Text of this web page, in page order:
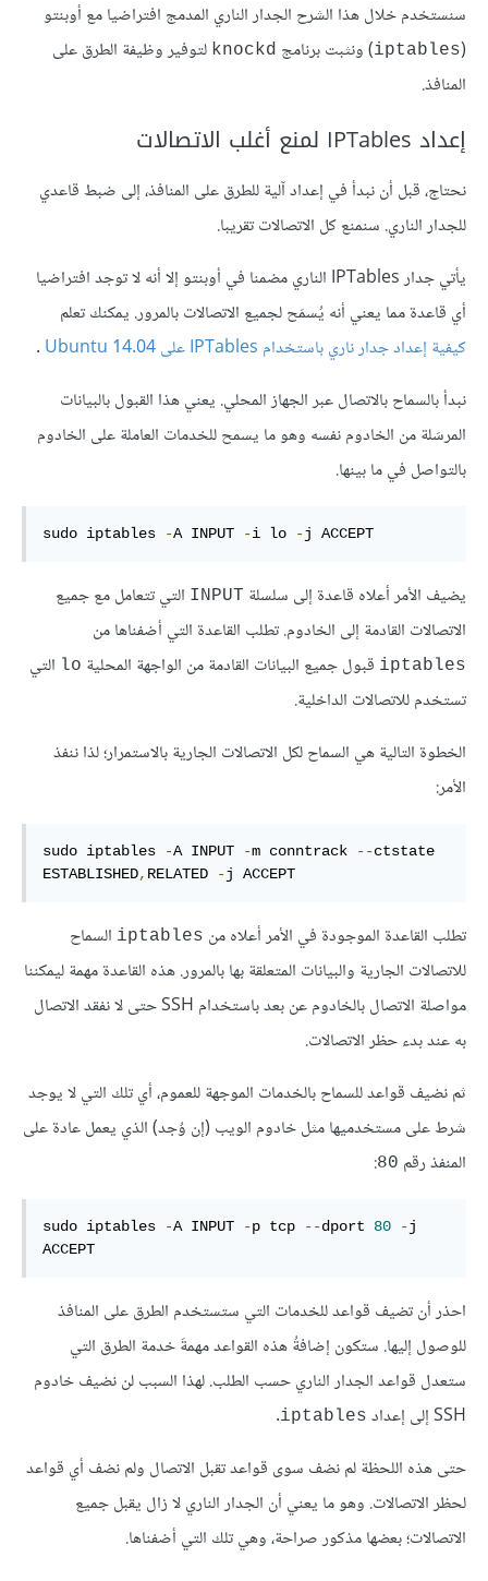
سنستخدم خلال هذا الشرح الجدار الناري المدمج افتراضيا مع أوبنتو
(
iptables) ونثبت برنامج knockd لتوفير وظيفة الطرق على
المنافذ.
إعداد IPTables لمنع أغلب الاتصالات
نحتاج، قبل أن نبدأ في إعداد آلية للطرق على المنافذ، إلى ضبط قاعدي
للجدار الناري. سنمنع كل الاتصالات تقريبا.
يأتي جدار IPTables الناري مضمنا في أوبنتو إلا أنه لا توجد افتراضيا
أي قاعدة مما يعني أنه يُسمَح لجميع الاتصالات بالمرور. يمكنك تعلم
كيفية إعداد جدار ناري باستخدام IPTables على Ubuntu 14.04
.
نبدأ بالسماح بالاتصال عبر الجهاز المحلي. يعني هذا القبول بالبيانات
المرسَلة من الخادوم نفسه وهو ما يسمح للخدمات العاملة على الخادوم
بالتواصل في ما بينها.
sudo iptables -A INPUT -i lo -j ACCEPT
يضيف الأمر أعلاه قاعدة إلى سلسلة INPUT التي تتعامل مع جميع
الاتصالات القادمة إلى الخادوم. تطلب القاعدة التي أضفناها من
iptables قبول جميع البيانات القادمة من الواجهة المحلية lo التي
تستخدم للاتصالات الداخلية.
الخطوة التالية هي السماح لكل الاتصالات الجارية بالاستمرار؛ لذا ننفذ
الأمر:
sudo iptables -A INPUT -m conntrack --ctstate
ESTABLISHED, RELATED -j ACCEPT
تطلب القاعدة الموجودة في الأمر أعلاه من iptables السماح
للاتصالات الجارية والبيانات المتعلقة بها بالمرور. هذه القاعدة مهمة ليمكننا
مواصلة الاتصال بالخادوم عن بعد باستخدام SSH حتى لا نفقد الاتصال
به عند بدء حظر الاتصالات.
ثم نضيف قواعد للسماح بالخدمات الموجهة للعموم، أي تلك التي لا يوجد
شرط على مستخدميها مثل خادوم الويب (إن وُجد) الذي يعمل عادة على
المنفذ رقم 80
:
sudo iptables -A INPUT -p tcp --dport 80 -j
ACCEPT
احذر أن تضيف قواعد للخدمات التي ستستخدم الطرق على المنافذ
للوصول إليها. ستكون إضافةُ هذه القواعد مهمةَ خدمة الطرق التي
ستعدل قواعد الجدار الناري حسب الطلب. لهذا السبب لن نضيف خادوم
SSH إلى إعداد
iptables
.
حتى هذه اللحظة لم نضف سوى قواعد تقبل الاتصال ولم نضف أي قواعد
لحظر الاتصالات. وهو ما يعني أن الجدار الناري لا زال يقبل جميع
الاتصالات؛ بعضها مذكور صراحة، وهي تلك التي أضفناها.